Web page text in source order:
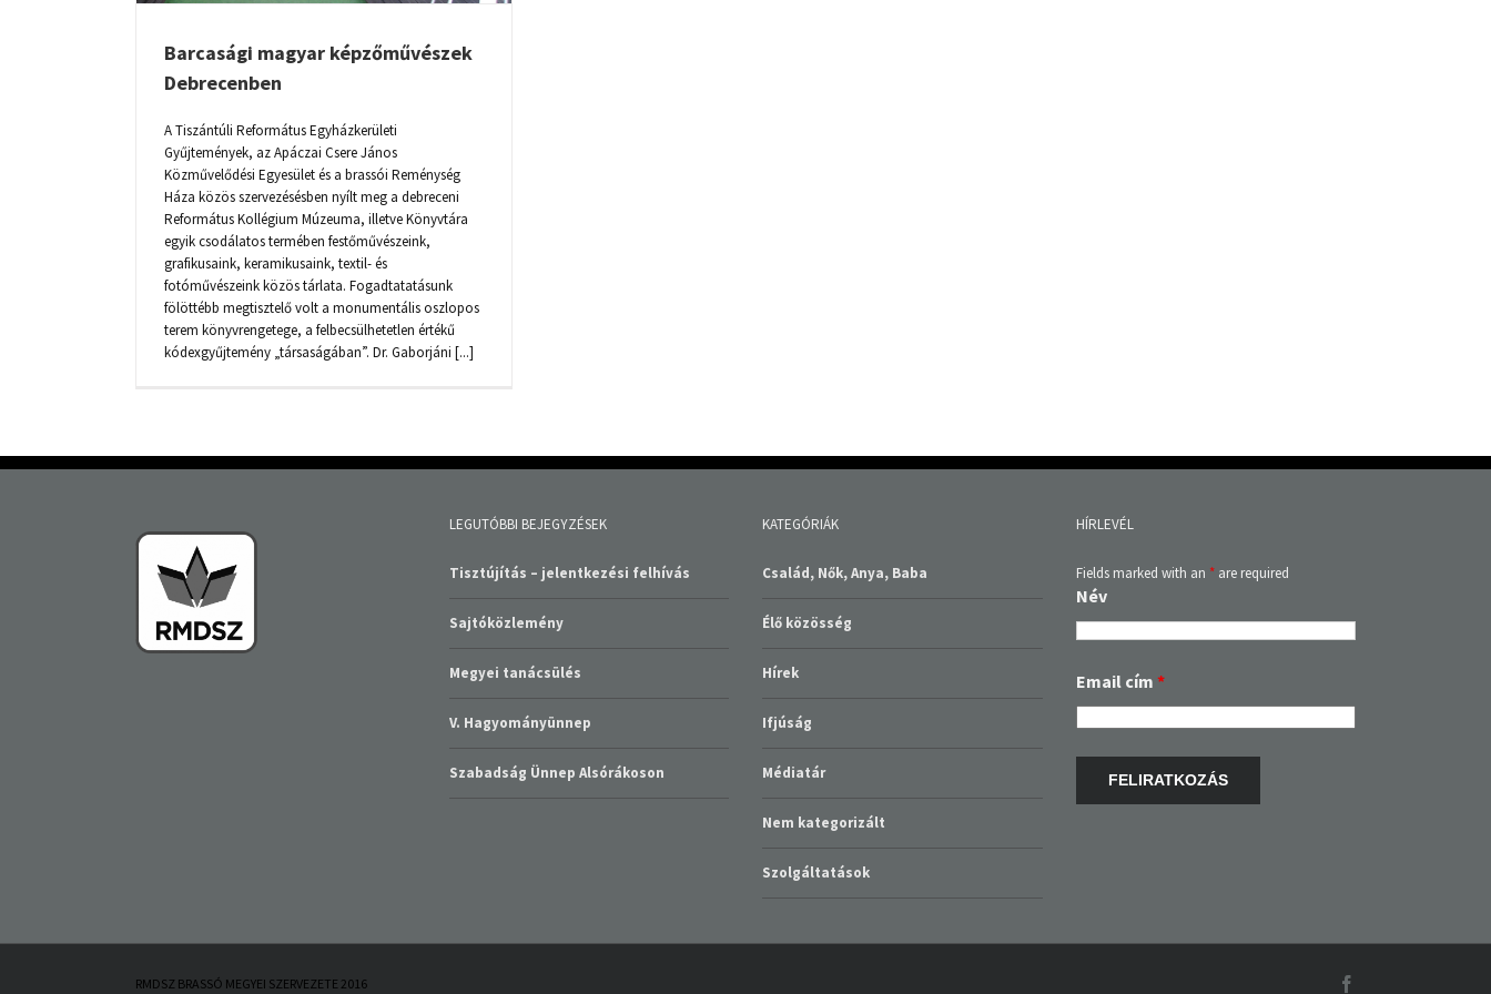
Barcasági magyar képzőművészek
Debrecenben
A Tiszántúli Református Egyházkerületi
Gyűjtemények, az Apáczai Csere János
Közművelődési Egyesület és a brassói Reménység
Háza közös szervezésésben nyílt meg a debreceni
Református Kollégium Múzeuma, illetve Könyvtára
egyik csodálatos termében festőművészeink,
grafikusaink, keramikusaink, textil- és
fotóművészeink közös tárlata. Fogadtatatásunk
fölöttébb megtisztelő volt a monumentális oszlopos
terem könyvrengetege, a felbecsülhetetlen értékű
kódexgyűjtemény „társaságában”. Dr. Gaborjáni [...]
LEGUTÓBBI BEJEGYZÉSEK
Tisztújítás – jelentkezési felhívás
Sajtóközlemény
Megyei tanácsülés
V. Hagyományünnep
Szabadság Ünnep Alsórákoson
KATEGÓRIÁK
Család, Nők, Anya, Baba
Élő közösség
Hírek
Ifjúság
Médiatár
Nem kategorizált
Szolgáltatások
HÍRLEVÉL
Fields marked with an *are required
Név
Email cím *
RMDSZ BRASSÓ MEGYEI SZERVEZETE 2016